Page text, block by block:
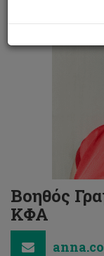
Βοηθός
ΚΦΑ